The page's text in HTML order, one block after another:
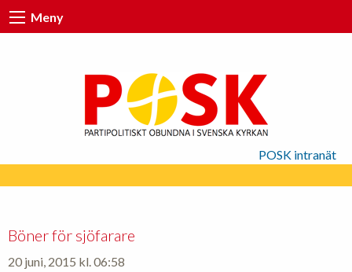
Meny
POSK intranät
Böner för sjöfarare
20 juni, 2015 kl. 06:58